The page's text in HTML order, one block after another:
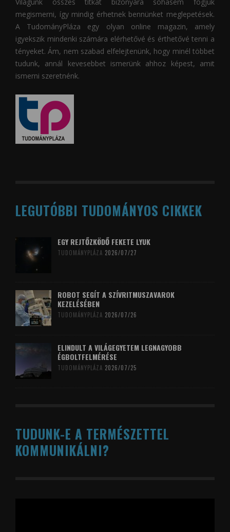
megismerni, így mindig érhetnek bennünket meglepetések.
A TudományPláza egy olyan online magazin, amely
igyekszik mindenki számára elérhetővé és érthetővé tenni a
tényeket. Ám, nem szabad elfelejtenünk, hogy minél többet
tudunk, annál kevesebbet ismerünk ahhoz képest, amit
ismerni szeretnénk.
LEGUTÓBBI TUDOMÁNYOS CIKKEK
EGY REJTŐZKÖDŐ FEKETE LYUK
TUDOMÁNYPLÁZA 2026/07/27
ROBOT SEGÍT A SZÍVRITMUSZAVAROK
KEZELÉSÉBEN
TUDOMÁNYPLÁZA 2026/07/26
ELINDULT A VILÁGEGYETEM LEGNAGYOBB
ÉGBOLTFELMÉRÉSE
TUDOMÁNYPLÁZA 2026/07/25
TUDUNK-E A TERMÉSZETTEL
KOMMUNIKÁLNI?